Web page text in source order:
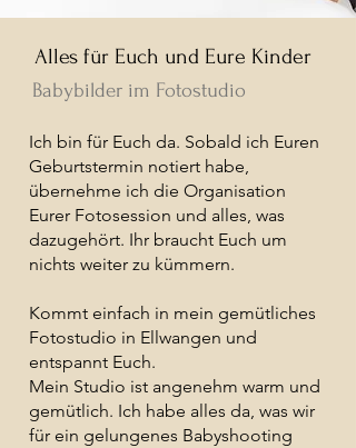
Alles für Euch und Eure Kinder
Babybilder im Fotostudio
Ich bin für Euch da. Sobald ich Euren
Geburtstermin notiert habe,
übernehme ich die Organisation
Eurer Fotosession und alles, was
dazugehört. Ihr braucht Euch um
nichts weiter zu kümmern.
Kommt einfach in mein gemütliches
Fotostudio in Ellwangen und
entspannt Euch.
Mein Studio ist angenehm warm und
gemütlich. Ich habe alles da, was wir
für ein gelungenes Babyshooting